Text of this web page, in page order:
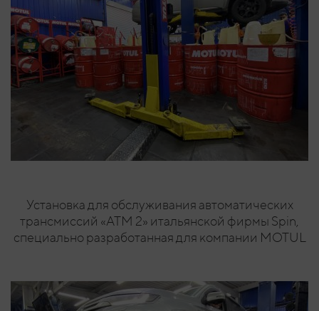
Установка для обслуживания автоматических
трансмиссий «ATM 2» итальянской фирмы Spin,
специально разработанная для компании MOTUL